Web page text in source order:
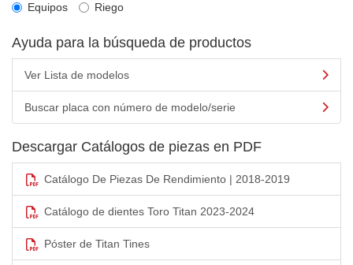
Equipos Riego
Ayuda para la búsqueda de productos
Ver Lista de modelos
Buscar placa con número de modelo/serie
Descargar Catálogos de piezas en PDF
Catálogo De Piezas De Rendimiento | 2018-2019
Catálogo de dientes Toro Titan 2023-2024
Póster de Titan Tines